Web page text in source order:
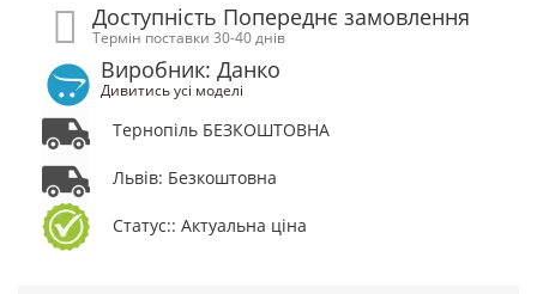
Доступність Попереднє замовлення
Термін поставки 30-40 днів
Виробник: Данко
Дивитись усі моделі
Тернопіль БЕЗКОШТОВНА
Львів: Безкоштовна
Статус:: Актуальна ціна